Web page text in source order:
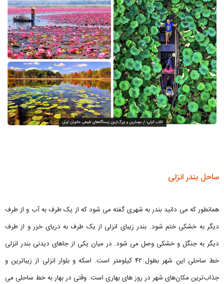
ساحل بندر انزلی
همانطور که می دانید بندر به شهری گفته می شود که از یک طرف به آب و از طرف
دیگر به خشکی ختم شود. بندر زیبای انزلی از یک طرف به دریای خزر و از طرف
دیگر به جنگل‌ و خشکی وصل می شود. در میان یکی از جاهای دیدنی بندر انزلی
خط ساحلی این شهر بطول ۴۲ کیلومتر است. اسکه و بلوار انزلی از زیباترین و
جذاب‌ترین مکان‌های شهر در روز های بهاری است. وقتی در بهار به خط ساحلی می